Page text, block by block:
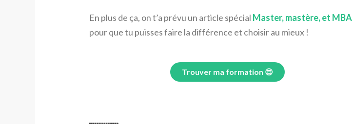
En plus de ça, on t’a prévu un article spécial Master, mastère, et MBA
pour que tu puisses faire la différence et choisir au mieux !
Trouver ma formation 😍